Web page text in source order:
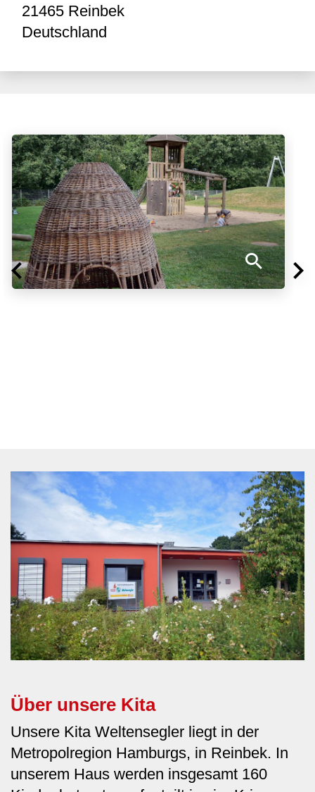
21465 Reinbek
Deutschland
Über unsere Kita
Unsere Kita Weltensegler liegt in der
Metropolregion Hamburgs, in Reinbek. In
unserem Haus werden insgesamt 160